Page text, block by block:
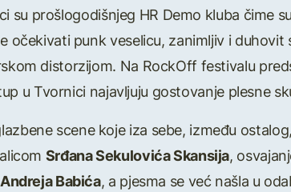
su prošlogodišnjeg HR Demo kluba čime
očekivati punk veselicu, zanimljiv i
distorzijom. Na RockOff festivalu
u Tvornici najavljuju gostovanje plesne
scene koje iza sebe, između
Srđana Sekulovića Skansija,
Andreja Babića, a pjesma se već našla u